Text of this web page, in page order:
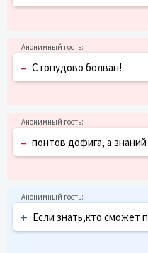
– Стопудово болван!
– понтов дофига, а
+ Если знать,кто сможет